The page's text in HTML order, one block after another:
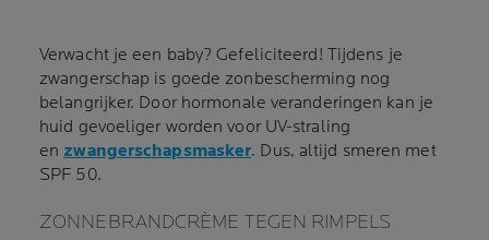
Verwacht je een baby? Gefeliciteerd! Tijdens je
zwangerschap is goede zonbescherming nog
belangrijker. Door hormonale veranderingen kan je
huid gevoeliger worden voor UV-straling
en zwangerschapsmasker. Dus, altijd smeren met
SPF 50.
ZONNEBRANDCRÈME TEGEN RIMPELS